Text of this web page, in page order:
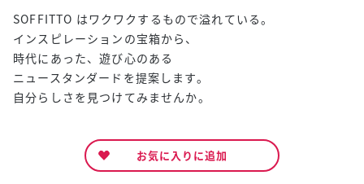
SOFFITTO はワクワクするもので溢れている。
インスピレーションの宝箱から、
時代にあった、遊び心のある
ニュースタンダードを提案します。
自分らしさを見つけてみませんか。
お気に入りに追加